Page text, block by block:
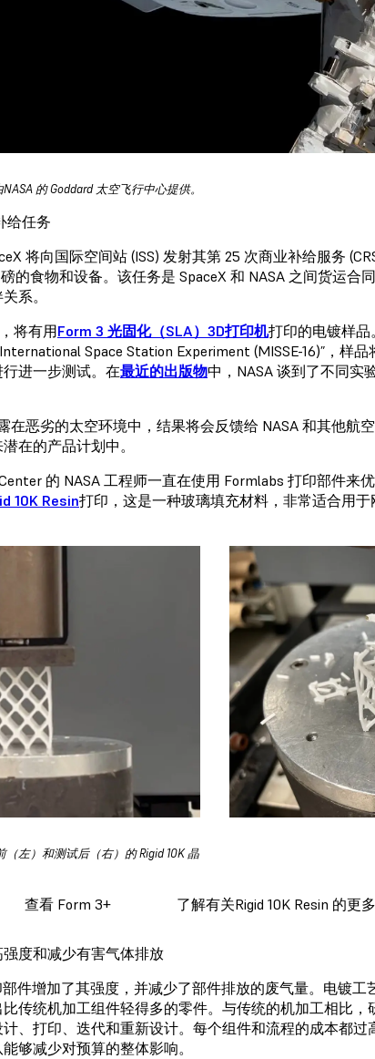
的 Goddard 太空飞行中心提供。
给任务
将向国际空间站 (ISS) 发射其第 25 次商业补给服务
的食物和设备。该任务是 SpaceX 和 NASA 之间货运合
系。
将有用Form 3 光固化（SLA）3D打印机打印的电镀样品
Space Station Experiment (MISSE-16)”，样
进一步测试。在最近的出版物中，NASA 谈到了不同实
在恶劣的太空环境中，结果将会反馈给 NASA 和其他航
在的产品计划中。
的 NASA 工程师一直在使用 Formlabs 打印部件来
10K Resin打印，这是一种玻璃填充材料，非常适合用
左）和测试后（右）的 Rigid 10K 晶
查看 Form 3+ 了解有关Rigid 10K Resin 的更
度和减少有害气体排放
部件增加了其强度，并减少了部件排放的废气量。电镀工
传统机加工组件轻得多的零件。与传统的机加工相比，
、打印、迭代和重新设计。每个组件和流程的成本都
够减少对预算的整体影响。